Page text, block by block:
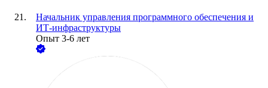
Начальник управления программного обеспечения и
ИТ-инфраструктуры
Опыт 3-6 лет